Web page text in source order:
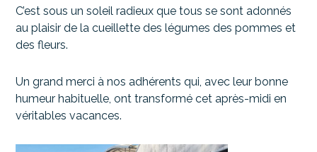
C’est sous un soleil radieux que tous se sont adonnés
au plaisir de la cueillette des légumes des pommes et
des fleurs.
Un grand merci à nos adhérents qui, avec leur bonne
humeur habituelle, ont transformé cet après-midi en
véritables vacances.